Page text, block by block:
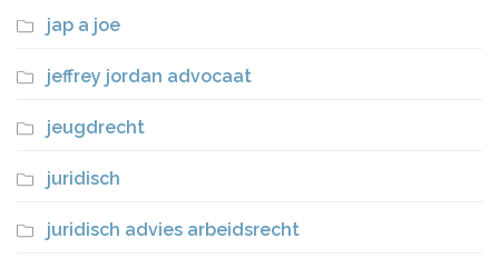
jap a joe
jeffrey jordan advocaat
jeugdrecht
juridisch
juridisch advies arbeidsrecht